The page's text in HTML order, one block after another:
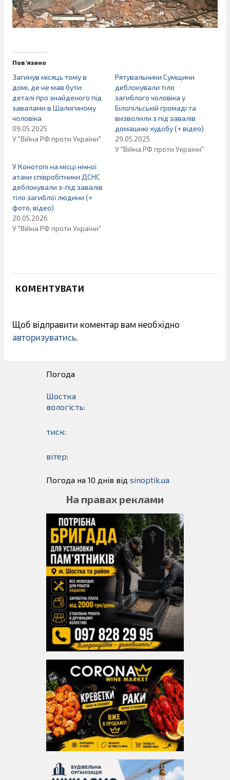
Пов’язано
Загинув місяць тому в
домі, де не мав бути:
деталі про знайденого під
завалами в Шалигиному
чоловіка
09.05.2025
У "Війна РФ проти України"
Рятувальники Сумщини
деблокували тіло
загиблого чоловіка у
Білопільській громаді та
визволили з під завалів
домашню худобу (+ відео)
29.05.2025
У "Війна РФ проти України"
У Конотопі на місці нічної
атаки співробітники ДСНС
деблокували з-під завалів
тіло загиблої людини (+
фото, відео)
20.05.2026
У "Війна РФ проти України"
КОМЕНТУВАТИ
Щоб відправити коментар вам необхідно
авторизуватись
Погода
Шостка
вологість:
тиск:
вітер:
Погода на 10 днів від sinoptik.ua
На правах реклами